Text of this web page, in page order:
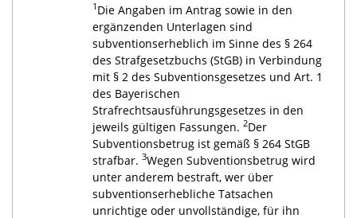
1 Die Angaben im Antrag sowie in den
ergänzenden Unterlagen sind
subventionserheblich im Sinne des § 264
des Strafgesetzbuchs (StGB) in Verbindung
mit § 2 des Subventionsgesetzes und Art. 1
des Bayerischen
Strafrechtsausführungsgesetzes in den
jeweils gültigen Fassungen. 2Der
Subventionsbetrug ist gemäß § 264 StGB
strafbar. 3Wegen Subventionsbetrug wird
unter anderem bestraft, wer über
subventionserhebliche Tatsachen
unrichtige oder unvollständige, für ihn